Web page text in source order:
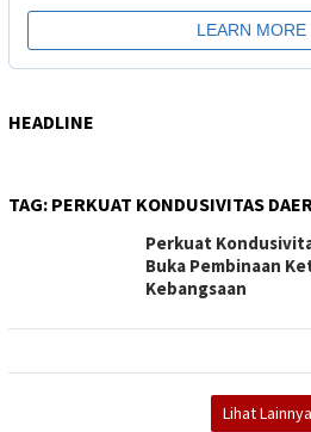
HEADLINE
TAG: PERKUAT KONDUSIVITAS
Perkuat
Buka Pembinaan
Kebangsaan
Lihat Lainnya